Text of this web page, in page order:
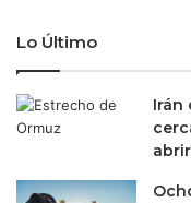
Lo Último
Irán